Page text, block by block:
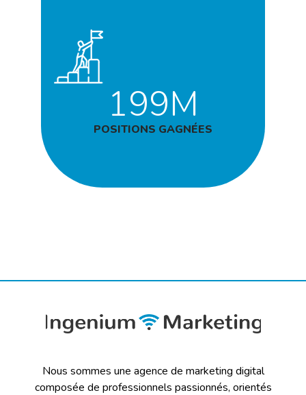
199M
POSITIONS GAGNÉES
Nous sommes une agence de marketing digital
composée de professionnels passionnés, orientés